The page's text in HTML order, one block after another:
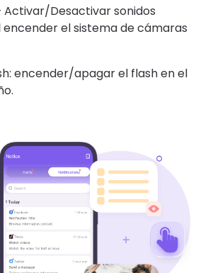
Activar/Desactivar sonidos
el sistema de cámaras
encender/apagar el flash en el